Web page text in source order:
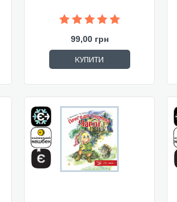
99,00 грн
КУПИТИ